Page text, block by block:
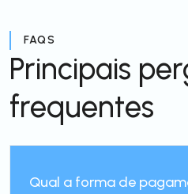
FAQS
Principais
frequentes
Qual a forma de